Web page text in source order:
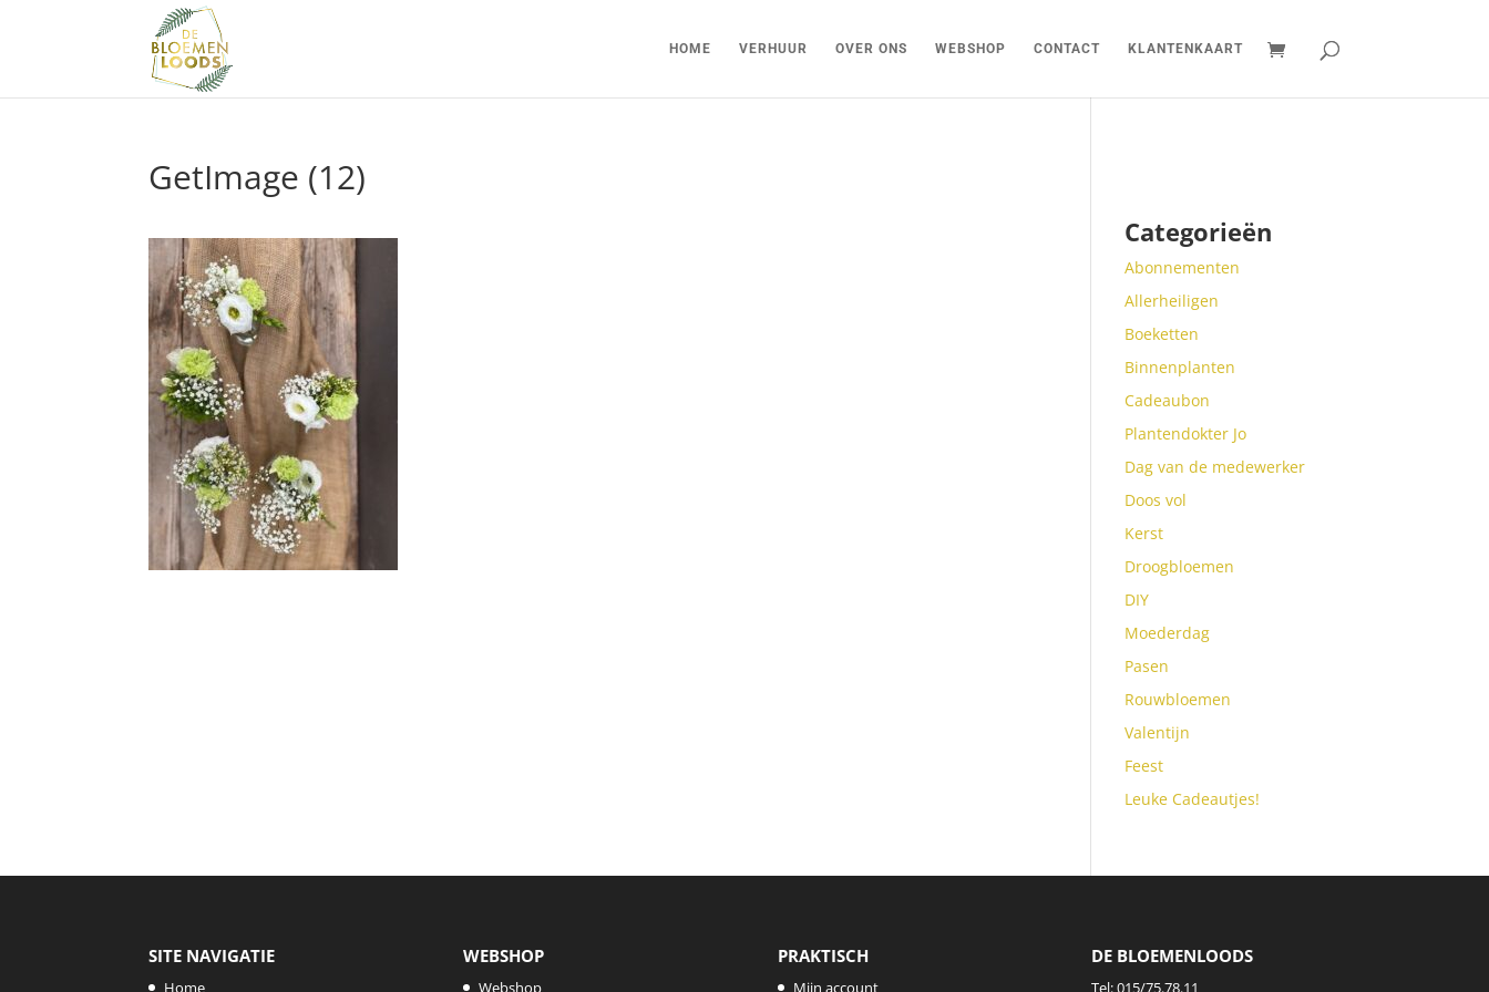
HOME VERHUUR OVER ONS WEBSHOP CONTACT KLANTENKAART
GetImage (12)
Categorieën
Abonnementen
Allerheiligen
Boeketten
Binnenplanten
Cadeaubon
Plantendokter Jo
Dag van de medewerker
Doos vol
Kerst
Droogbloemen
DIY
Moederdag
Pasen
Rouwbloemen
Valentijn
Feest
Leuke Cadeautjes!
SITE NAVIGATIE
Home
WEBSHOP
Webshop
PRAKTISCH
Mijn account
DE BLOEMENLOODS
Tel:015/75.78.11